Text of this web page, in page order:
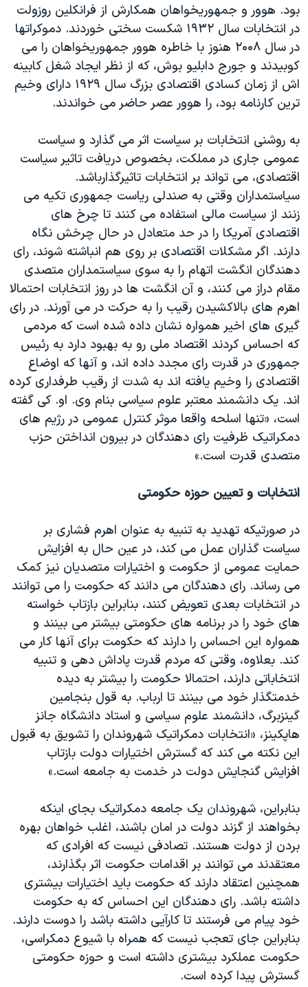
بود. هوور و جمهوريخواهان همکارش از فرانکلين روزولت
در انتخابات سال ۱۹۳۲ شکست سختی خوردند. دموکراتها
در سال ۲۰۰۸ هنوز با خاطره هوور جمهوريخواهان را می
کوبيدند و جورج دابليو بوش، که از نظر ايجاد شغل کابينه
اش از زمان کسادی اقتصادی بزرگ سال ۱۹۲۹ دارای وخيم
ترين کارنامه بود، را هوور عصر حاضر می خواندند.
به روشنی انتخابات بر سياست اثر می گذارد و سياست
عمومی جاری در مملکت، بخصوص دريافت تاثير سياست
اقتصادی، می تواند بر انتخابات تاثيرگذارباشد.
سياستمداران وقتی به صندلی رياست جمهوری تکيه می
زنند از سياست مالی استفاده می کنند تا چرخ های
اقتصادی آمريکا را در حد متعادل در حال چرخش نگاه
دارند. اگر مشکلات اقتصادی بر روی هم انباشته شوند، رای
دهندگان انگشت اتهام را به سوی سياستمداران متصدی
مقام دراز می کنند، و آن انگشت ها در روز انتخابات احتمالا
اهرم های بالاکشيدن رقيب را به حرکت در می آورند. در رای
گيری های اخير همواره نشان داده شده است که مردمی
که احساس کردند اقتصاد ملی رو به بهبود دارد به رئيس
جمهوری در قدرت رای مجدد داده اند، و آنها که اوضاع
اقتصادی را وخيم يافته اند به شدت از رقيب طرفداری کرده
اند. يک دانشمند معتبر علوم سياسی بنام وی. او. کی گفته
است، «تنها اسلحه واقعا موثر کنترل عمومی در رژيم های
دمکراتيک ظرفيت رای دهندگان در بيرون انداختن حزب
متصدی قدرت است.»
انتخابات و تعيين حوزه حکومتی
در صورتيکه تهديد به تنبيه به عنوان اهرم فشاری بر
سياست گذاران عمل می کند، در عين حال به افزايش
حمايت عمومی از حکومت و اختيارات متصديان نيز کمک
می رساند. رای دهندگان می دانند که حکومت را می توانند
در انتخابات بعدی تعويض کنند، بنابراين بازتاب خواسته
های خود را در برنامه های حکومتی بيشتر می بينند و
همواره اين احساس را دارند که حکومت برای آنها کار می
کند. بعلاوه، وقتی که مردم قدرت پاداش دهی و تنبيه
انتخاباتی دارند، احتمالا حکومت را بيشتر به ديده
خدمتگذار خود می بينند تا ارباب. به قول بنجامين
گينزبرگ، دانشمند علوم سياسی و استاد دانشگاه جانز
هاپکينز، «انتخابات دمکراتيک شهروندان را تشويق به قبول
اين نکته می کند که گسترش اختيارات دولت بازتاب
افزايش گنجايش دولت در خدمت به جامعه است.»
بنابراين، شهروندان يک جامعه دمکراتيک بجای اينکه
بخواهند از گزند دولت در امان باشند، اغلب خواهان بهره
بردن از دولت هستند. تصادفی نيست که افرادی که
معتقدند می توانند بر اقدامات حکومت اثر بگذارند،
همچنين اعتقاد دارند که حکومت بايد اختيارات بيشتری
داشته باشد. رای دهندگان اين احساس که به حکومت
خود پيام می فرستند تا کارآيی داشته باشد را دوست دارند.
بنابراين جای تعجب نيست که همراه با شيوع دمکراسی،
حکومت عملکرد بيشتری داشته است و حوزه حکومتی
گسترش پيدا کرده است.